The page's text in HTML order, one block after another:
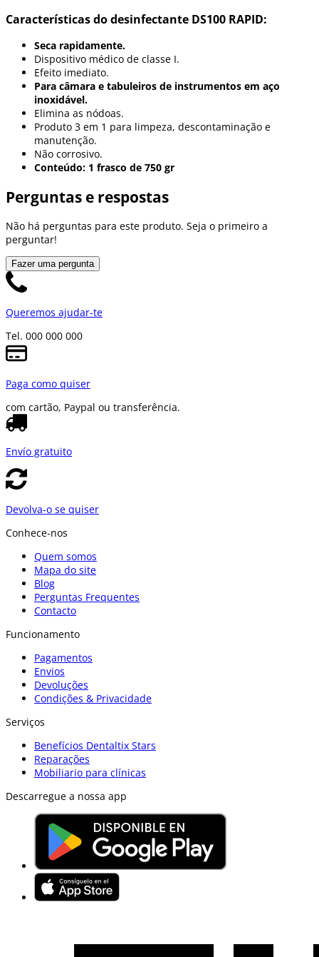
Características do desinfectante DS100 RAPID:
Seca rapidamente.
Dispositivo médico de classe I.
Efeito imediato.
Para câmara e tabuleiros de instrumentos em aço
inoxidável.
Elimina as nódoas.
Produto 3 em 1 para limpeza, descontaminação e
manutenção.
Não corrosivo.
Conteúdo: 1 frasco de 750 gr
Perguntas e respostas
Não há perguntas para este produto. Seja o primeiro a
perguntar!
Fazer uma pergunta
Queremos ajudar-te
Tel. 000 000 000
Paga como quiser
com cartão, Paypal ou transferência.
Envío gratuito
Devolva-o se quiser
Conhece-nos
Quem somos
Mapa do site
Blog
Perguntas Frequentes
Contacto
Funcionamento
Pagamentos
Envios
Devoluções
Condições & Privacidade
Serviços
Benefícios Dentaltix Stars
Reparações
Mobiliario para clínicas
Descarregue a nossa app